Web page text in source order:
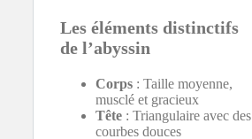
Les éléments distinctifs
de l’abyssin
Corps : Taille moyenne,
musclé et gracieux
Tête : Triangulaire avec des
courbes douces